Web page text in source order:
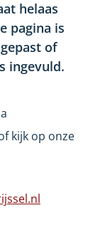
helaas
pagina is
of
ingevuld.
kijk op onze
een